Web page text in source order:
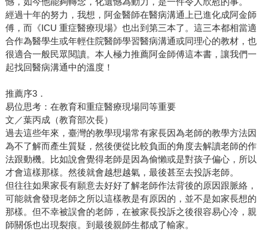
經過十年的努力，我想，阿金醫師在醫病溝通上已進化成阿金師
傅，而《ICU 重症醫療現場》也出到第三本了。這三本都相當適
合作為醫學生或年輕住院醫師學習醫病溝通或同理心的教材，也
很適合一般民眾閱讀。本人極力推薦阿金師傅這本書，讓我們一
起找回醫病溝通中的溫度！
推薦序3．
易位思考：在教育和重症醫療現場同等重要
文／葉丙成（教育部次長）
過去這些年來，臺灣的教學現場常有家長因為老師的教學方法因
為不了解而產生質疑，然後便從比較負面的角度去解讀老師的作
法跟動機。比如說會覺得老師是因為偷懶或是對孩子偏心，所以
才會這樣那樣。然後就會越想越氣，最後甚至去投訴老師。
但往往如果家長有願意去好好了解老師作法背後的原因跟脈絡，
可能就會發現老師之所以這樣教是有原因的，並不是如家長想的
那樣。但不幸被誤會的老師，在被家長投訴之後很容易心冷，親
師關係也出現裂痕。到最後親師生都成了輸家。